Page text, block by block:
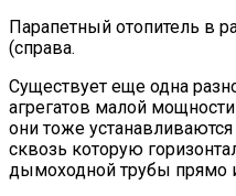
Парапетный отопитель в
(справа.
Существует еще одна
агрегатов малой
они тоже
сквозь которую
дымоходной трубы прямо